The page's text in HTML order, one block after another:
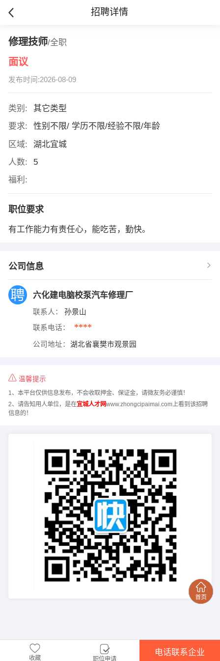
招聘详情
修理技师/全职
面议
发布时间:2026-08-09
类别:
其它类型
要求:
性别不限/ 学历不限/经验不限/年龄
区域:
湖北宜城
人数:
5
福利:
职位要求
有工作能力有责任心，能吃苦，勤快。
公司信息
六化建电脑校泵汽车修理厂
联系人： 孙景山
联系电话： ****
公司地址： 湖北省襄樊市观景园
温馨提示
1、本平台仅供信息发布，不会收取押金、保证金，请微友务必谨慎！
2、请告知用人单位，是在宜城人才网www.zhongcipaimai.com上看到该招聘
信息的！
收藏 职位申请
电话联系企业